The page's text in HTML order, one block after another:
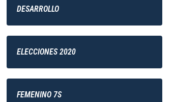
DESARROLLO
ELECCIONES 2020
FEMENINO 7S